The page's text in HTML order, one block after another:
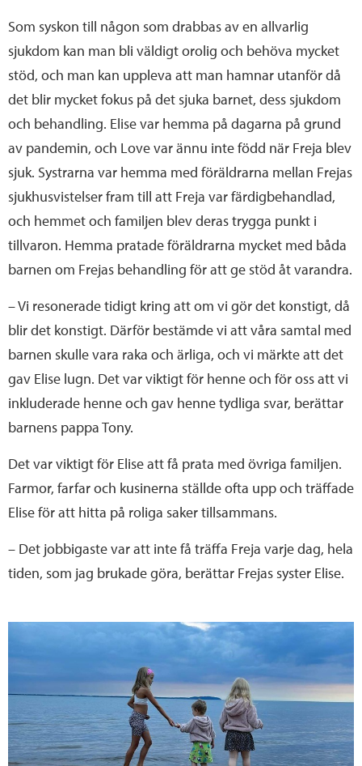
Som syskon till någon som drabbas av en allvarlig
sjukdom kan man bli väldigt orolig och behöva mycket
stöd, och man kan uppleva att man hamnar utanför då
det blir mycket fokus på det sjuka barnet, dess sjukdom
och behandling. Elise var hemma på dagarna på grund
av pandemin, och Love var ännu inte född när Freja blev
sjuk. Systrarna var hemma med föräldrarna mellan Frejas
sjukhusvistelser fram till att Freja var färdigbehandlad,
och hemmet och familjen blev deras trygga punkt i
tillvaron. Hemma pratade föräldrarna mycket med båda
barnen om Frejas behandling för att ge stöd åt varandra.
– Vi resonerade tidigt kring att om vi gör det konstigt, då
blir det konstigt. Därför bestämde vi att våra samtal med
barnen skulle vara raka och ärliga, och vi märkte att det
gav Elise lugn. Det var viktigt för henne och för oss att vi
inkluderade henne och gav henne tydliga svar, berättar
barnens pappa Tony.
Det var viktigt för Elise att få prata med övriga familjen.
Farmor, farfar och kusinerna ställde ofta upp och träffade
Elise för att hitta på roliga saker tillsammans.
– Det jobbigaste var att inte få träffa Freja varje dag, hela
tiden, som jag brukade göra, berättar Frejas syster Elise.